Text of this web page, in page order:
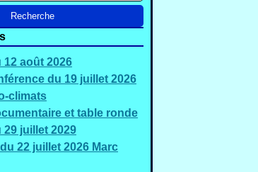
août 2026
du 19 juillet 2026
climats
et table ronde
juillet 2029
22 juillet 2026 Marc